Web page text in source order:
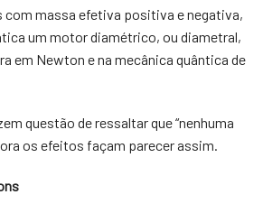
com massa efetiva positiva e negativa,
um motor diamétrico, ou diametral,
em Newton e na mecânica quântica de
questão de ressaltar que “nenhuma
os efeitos façam parecer assim.